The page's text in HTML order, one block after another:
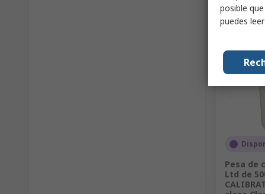
Pesa de
Ltd de
posible
puedes